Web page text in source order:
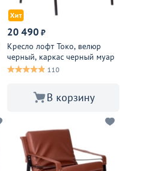
Хит
20 490 ₽
Кресло лофт Токо, велюр
черный, каркас черный муар
110
В корзину